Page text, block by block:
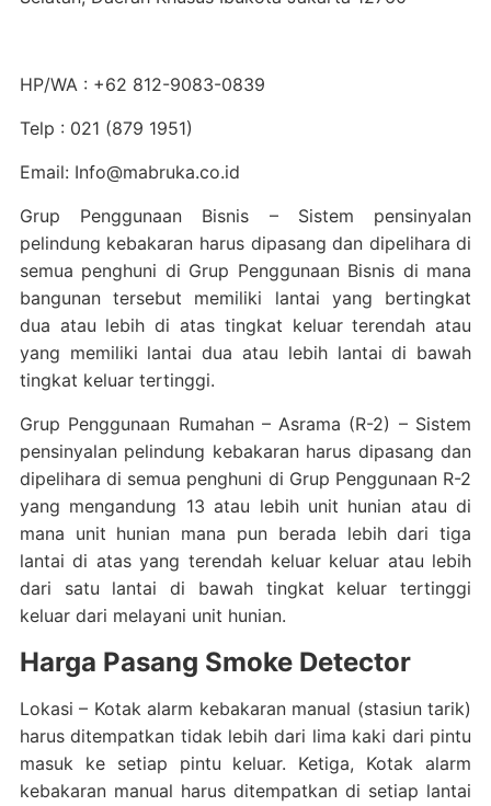
HP/WA : +62 812-9083-0839
Telp : 021 (879 1951)
Email: Info@mabruka.co.id
Grup Penggunaan Bisnis – Sistem pensinyalan
pelindung kebakaran harus dipasang dan dipelihara di
semua penghuni di Grup Penggunaan Bisnis di mana
bangunan tersebut memiliki lantai yang bertingkat
dua atau lebih di atas tingkat keluar terendah atau
yang memiliki lantai dua atau lebih lantai di bawah
tingkat keluar tertinggi.
Grup Penggunaan Rumahan – Asrama (R-2) – Sistem
pensinyalan pelindung kebakaran harus dipasang dan
dipelihara di semua penghuni di Grup Penggunaan R-2
yang mengandung 13 atau lebih unit hunian atau di
mana unit hunian mana pun berada lebih dari tiga
lantai di atas yang terendah keluar keluar atau lebih
dari satu lantai di bawah tingkat keluar tertinggi
keluar dari melayani unit hunian.
Harga Pasang Smoke Detector
Lokasi – Kotak alarm kebakaran manual (stasiun tarik)
harus ditempatkan tidak lebih dari lima kaki dari pintu
masuk ke setiap pintu keluar. Ketiga, Kotak alarm
kebakaran manual harus ditempatkan di setiap lantai